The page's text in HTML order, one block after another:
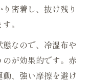
密着し、抜け残り
。
なので、冷湿布や
が効果的です。赤
、強い摩擦を避け